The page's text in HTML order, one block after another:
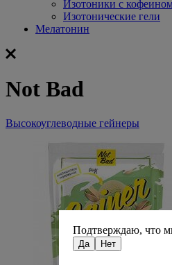
Изотоники с
Изотонические гели
Мелатонин
Not Bad
Высокоуглеводные гейнеры
Подтверждаю, что
Да Нет